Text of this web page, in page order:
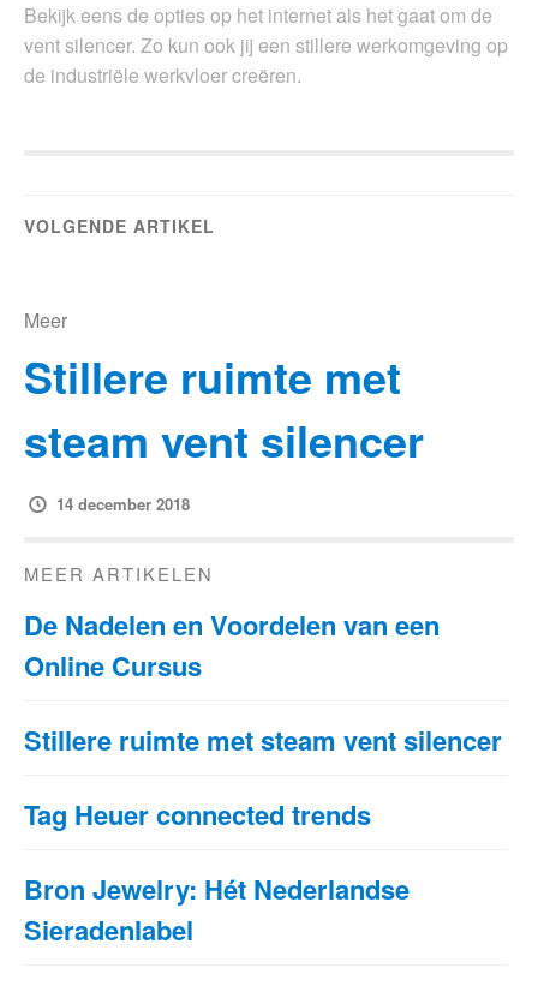
Bekijk eens de opties op het internet als het gaat om de
vent silencer. Zo kun ook jij een stillere werkomgeving op
de industriële werkvloer creëren.
VOLGENDE ARTIKEL
Meer
Stillere ruimte met
steam vent silencer
14 december 2018
MEER ARTIKELEN
De Nadelen en Voordelen van een
Online Cursus
Stillere ruimte met steam vent silencer
Tag Heuer connected trends
Bron Jewelry: Hét Nederlandse
Sieradenlabel